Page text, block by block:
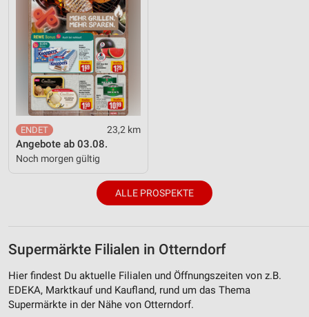
23,2 km
Angebote ab 03.08.
Noch morgen gültig
ALLE PROSPEKTE
Supermärkte Filialen in Otterndorf
Hier findest Du aktuelle Filialen und Öffnungszeiten von z.B.
EDEKA, Marktkauf und Kaufland, rund um das Thema
Supermärkte in der Nähe von Otterndorf.